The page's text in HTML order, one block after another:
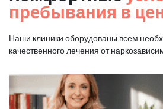
пребывания в
Наши клиники оборудованы всем
качественного лечения от